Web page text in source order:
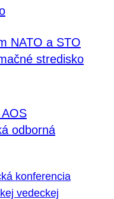
NATO a STO
stredisko
odborná
konferencia
vedeckej